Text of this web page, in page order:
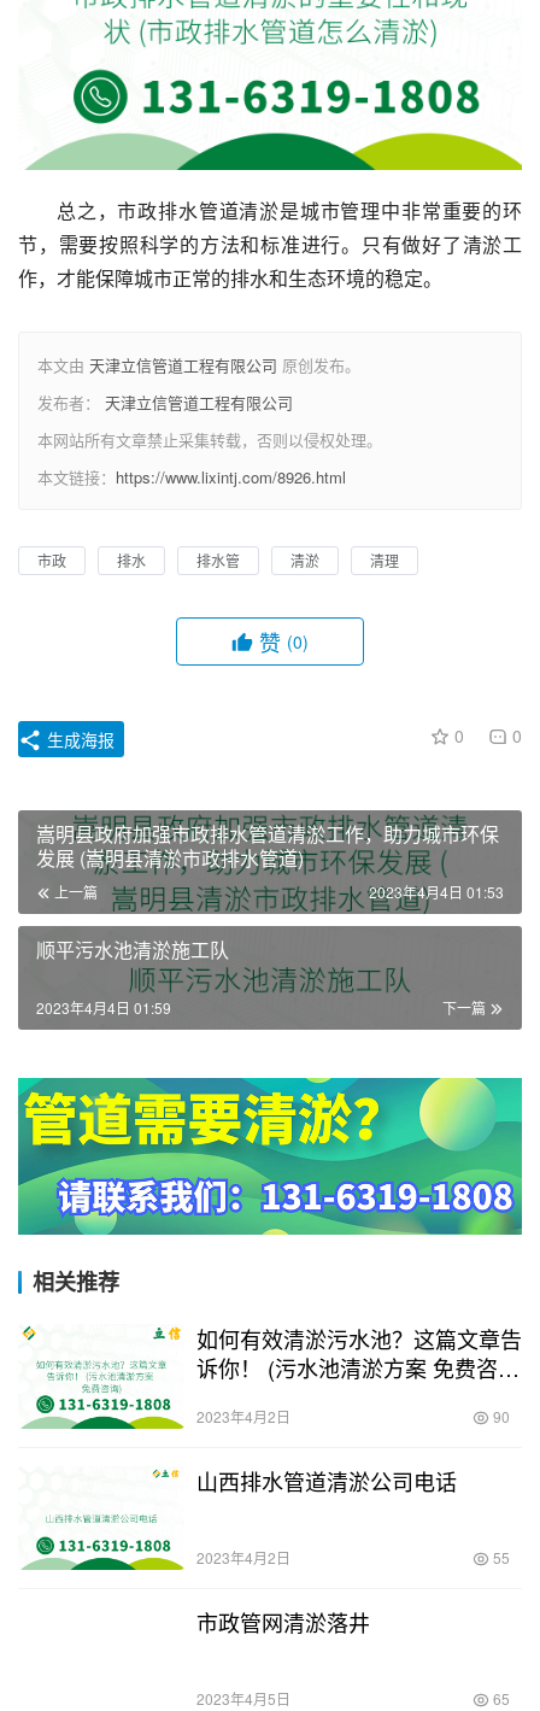
总之，市政排水管道清淤是城市管理中非常重要的环
节，需要按照科学的方法和标准进行。只有做好了清淤工
作，才能保障城市正常的排水和生态环境的稳定。
本文由 天津立信管道工程有限公司 原创发布。
发布者： 天津立信管道工程有限公司
本网站所有文章禁止采集转载，否则以侵权处理。
本文链接： https://www.lixintj.com/8926.html
市政 排水 排水管 清淤 清理
赞 (0)
0 0
生成海报
嵩明县政府加强市政排水管道清淤工作，助力城市环保
发展 (嵩明县清淤市政排水管道)
上一篇 2023年4月4日 01:53
顺平污水池清淤施工队
下一篇
2023年4月4日 01:59
相关推荐
如何有效清淤污水池？这篇文章告
诉你！ (污水池清淤方案 免费咨
2023年4月2日 90
山西排水管道清淤公司电话
2023年4月2日 55
市政管网清淤落井
2023年4月5日 65